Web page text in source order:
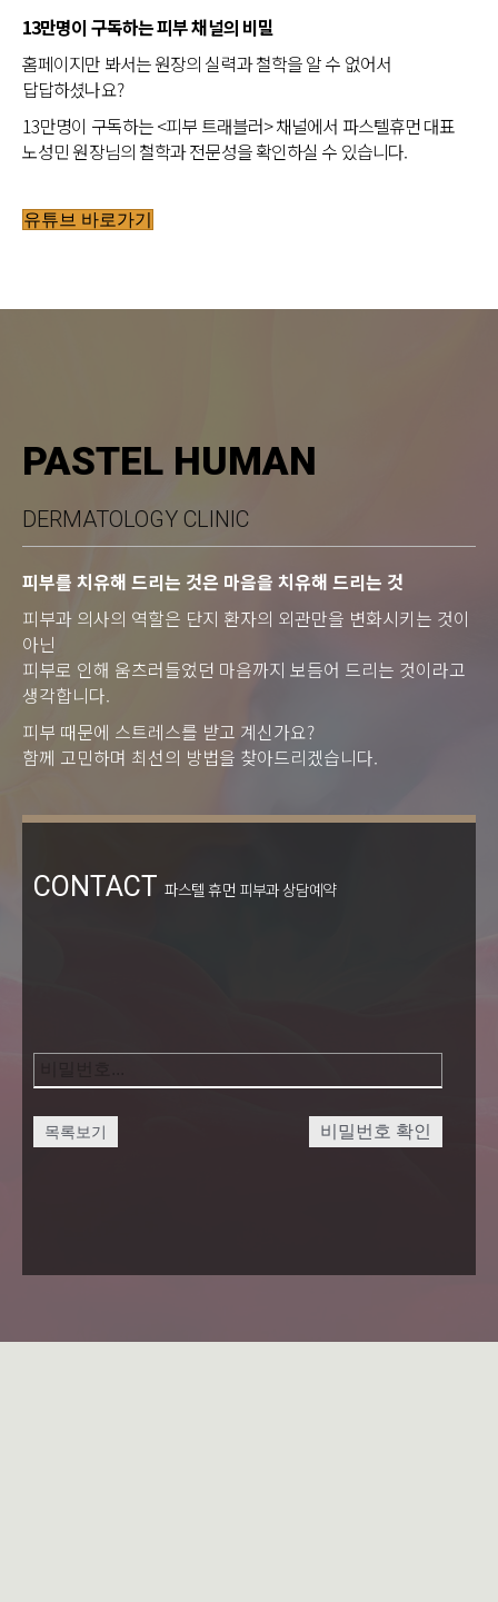
13만명이 구독하는 피부 채널의 비밀
홈페이지만 봐서는 원장의 실력과 철학을 알 수 없어서
답답하셨나요?
13만명이 구독하는 <피부 트래블러> 채널에서 파스텔휴먼 대표
노성민 원장님의 철학과 전문성을 확인하실 수 있습니다.
유튜브 바로가기
PASTEL HUMAN
DERMATOLOGY CLINIC
피부를 치유해 드리는 것은 마음을 치유해 드리는 것
피부과 의사의 역할은 단지 환자의 외관만을 변화시키는 것이
아닌
피부로 인해 움츠러들었던 마음까지 보듬어 드리는 것이라고
생각합니다.
피부 때문에 스트레스를 받고 계신가요?
함께 고민하며 최선의 방법을 찾아드리겠습니다.
CONTACT 파스텔 휴먼 피부과 상담예약
목록보기 비밀번호 확인